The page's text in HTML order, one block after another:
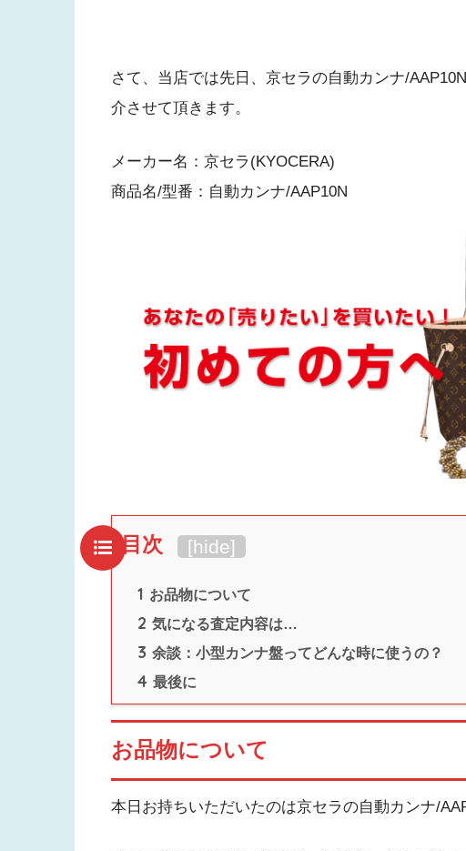
さて、当店では先日、京セラの自動カンナ/
介させて頂きます。
メーカー名：京セラ(KYOCERA)
商品名/型番：自動カンナ/AAP10N
目次 [hide]
1 お品物について
2 気になる査定内容は…
3 余談：小型カンナ盤ってどんな時に使うの？
4 最後に
お品物について
本日お持ちいただいたのは京セラの自動カンナ/